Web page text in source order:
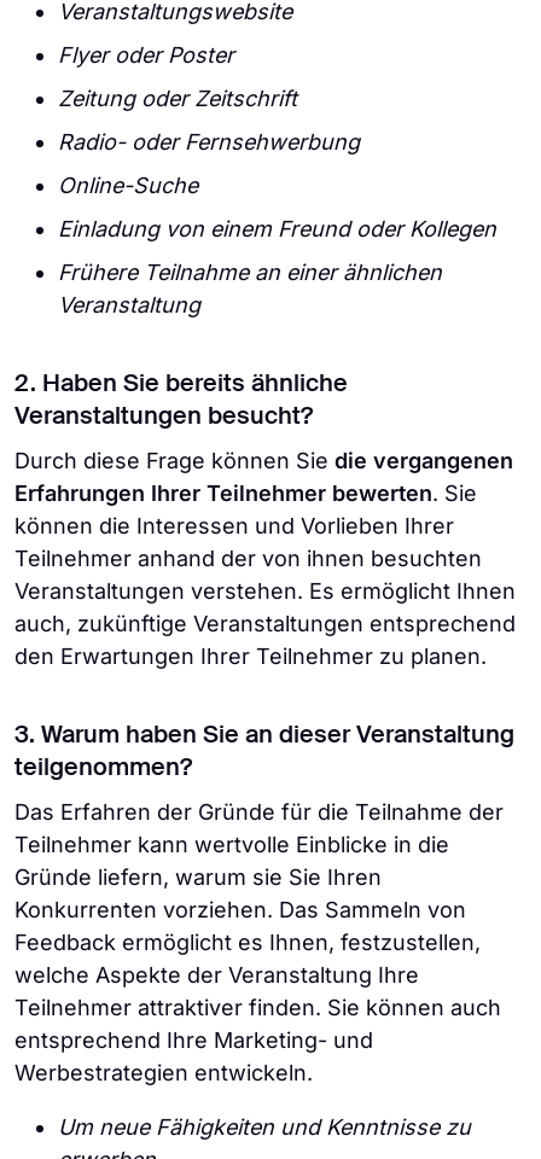
Veranstaltungswebsite
Flyer oder Poster
Zeitung oder Zeitschrift
Radio- oder Fernsehwerbung
Online-Suche
Einladung von einem Freund oder Kollegen
Frühere Teilnahme an einer ähnlichen
Veranstaltung
2. Haben Sie bereits ähnliche
Veranstaltungen besucht?
Durch diese Frage können Sie die vergangenen
Erfahrungen Ihrer Teilnehmer bewerten. Sie
können die Interessen und Vorlieben Ihrer
Teilnehmer anhand der von ihnen besuchten
Veranstaltungen verstehen. Es ermöglicht Ihnen
auch, zukünftige Veranstaltungen entsprechend
den Erwartungen Ihrer Teilnehmer zu planen.
3. Warum haben Sie an dieser Veranstaltung
teilgenommen?
Das Erfahren der Gründe für die Teilnahme der
Teilnehmer kann wertvolle Einblicke in die
Gründe liefern, warum sie Sie Ihren
Konkurrenten vorziehen. Das Sammeln von
Feedback ermöglicht es Ihnen, festzustellen,
welche Aspekte der Veranstaltung Ihre
Teilnehmer attraktiver finden. Sie können auch
entsprechend Ihre Marketing- und
Werbestrategien entwickeln.
Um neue Fähigkeiten und Kenntnisse zu